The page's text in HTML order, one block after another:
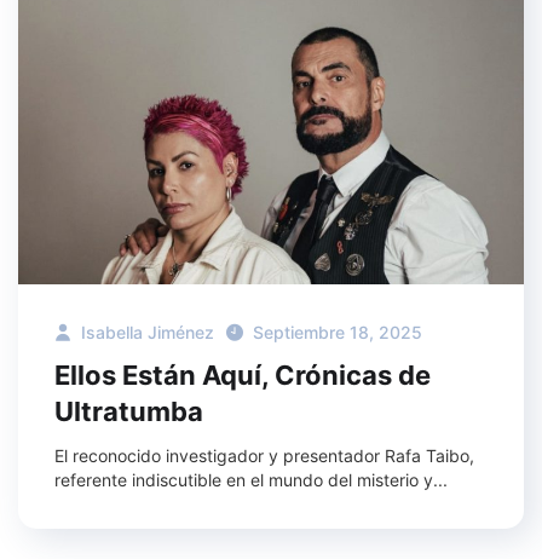
Isabella Jiménez Septiembre 18, 2025
Ellos Están Aquí, Crónicas de
Ultratumba
El reconocido investigador y presentador Rafa Taibo,
referente indiscutible en el mundo del misterio y...